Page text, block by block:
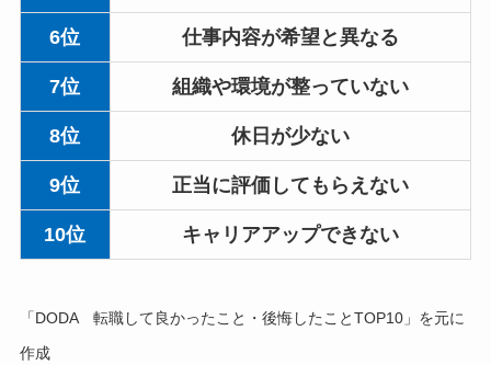
6位 仕事内容が希望と異なる
7位 組織や環境が整っていない
8位 休日が少ない
9位 正当に評価してもらえない
10位 キャリアアップできない
「DODA 転職して良かったこと・後悔したことTOP10」を元に
作成